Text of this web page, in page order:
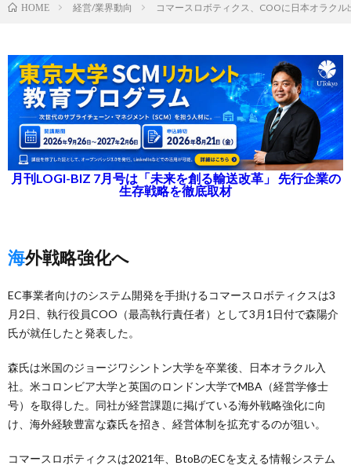
HOME 経営/業界動向 コマースロボティクス、COOに日本オラクル
月刊LOGI-BIZ 7月号は「未来を創る輸送改革」 先行企業の
生存戦略を徹底取材
海外戦略強化へ
EC事業者向けのシステム開発を手掛けるコマースロボティクスは3
月2日、執行役員COO（最高執行責任者）として3月1日付で森陽介
氏が就任したと発表した。
森氏は米国のジョージワシントン大学を卒業後、日本オラクル入
社。米コロンビア大学と英国のロンドン大学でMBA（経営学修士
号）を取得した。同社が経営課題に掲げている海外戦略強化に向
け、海外経験豊富な森氏を招き、経営体制を拡充するのが狙い。
コマースロボティクスは2021年、BtoBのECを支える情報システム